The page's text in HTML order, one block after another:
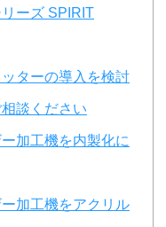
ーズ SPIRIT
ターの導入を検討
談ください
加工機を内製化に
加工機をアクリル